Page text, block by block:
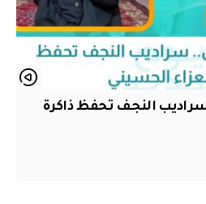
النجف تحفظ ذاكرة